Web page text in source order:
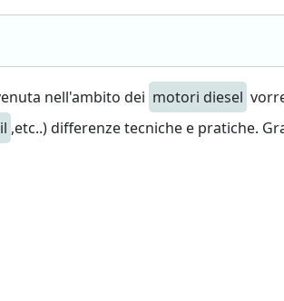
nell'ambito dei motori diesel
,etc..) differenze tecniche e pratiche.